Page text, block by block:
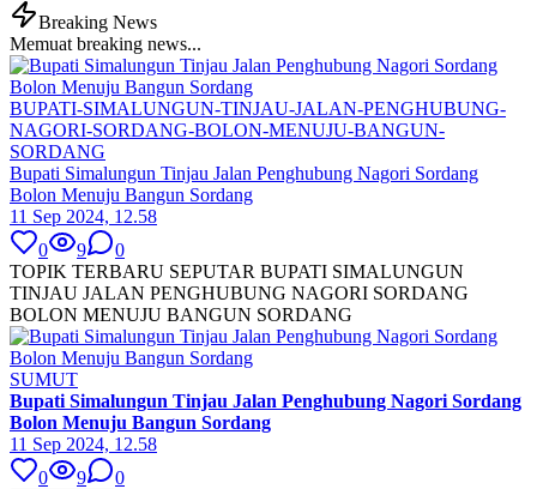
Breaking News
Memuat breaking news...
BUPATI-SIMALUNGUN-TINJAU-JALAN-PENGHUBUNG-
NAGORI-SORDANG-BOLON-MENUJU-BANGUN-
SORDANG
Bupati Simalungun Tinjau Jalan Penghubung Nagori Sordang
Bolon Menuju Bangun Sordang
11 Sep 2024, 12.58
0
9
0
TOPIK TERBARU SEPUTAR BUPATI SIMALUNGUN
TINJAU JALAN PENGHUBUNG NAGORI SORDANG
BOLON MENUJU BANGUN SORDANG
SUMUT
Bupati Simalungun Tinjau Jalan Penghubung Nagori Sordang
Bolon Menuju Bangun Sordang
11 Sep 2024, 12.58
0
9 0